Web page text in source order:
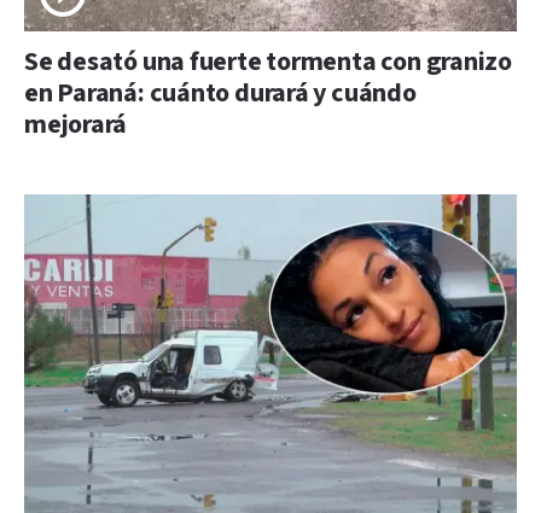
Se desató una fuerte tormenta con granizo
en Paraná: cuánto durará y cuándo
mejorará